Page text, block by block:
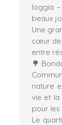
loggia
beaux
Une
cœur de
entre
🌳
nature
vie et la
pour les
Le